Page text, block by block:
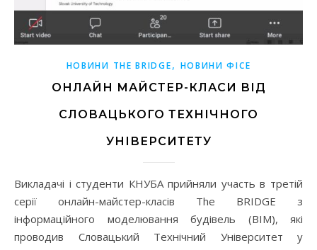
НОВИНИ THE BRIDGE, НОВИНИ ФІСЕ
ОНЛАЙН МАЙСТЕР-КЛАСИ ВІД
СЛОВАЦЬКОГО ТЕХНІЧНОГО
УНІВЕРСИТЕТУ
Викладачі і студенти КНУБА прийняли участь в третій
серії онлайн-майстер-класів The BRIDGE з
інформаційного моделювання будівель (BIM), які
проводив Словацький Технічний Університет у